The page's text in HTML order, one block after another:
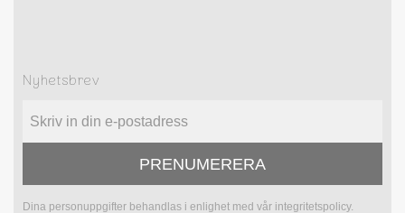
Nyhetsbrev
PRENUMERERA
Dina personuppgifter behandlas i enlighet med vår integritetspolicy.